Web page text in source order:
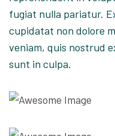
fugiat nulla pariatur.
cupidatat non dolore
veniam, quis nostrud
sunt in culpa.